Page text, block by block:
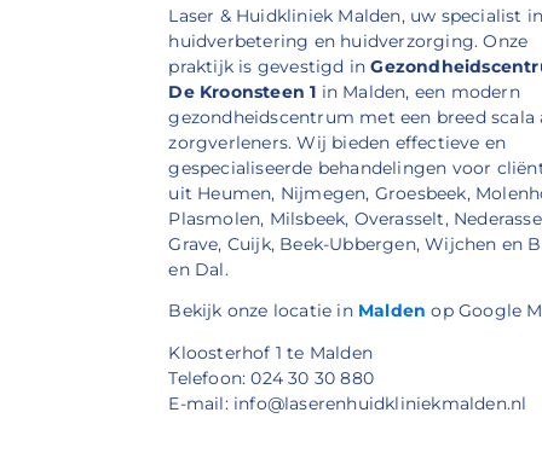
Laser & Huidkliniek Malden, uw specialist in
huidverbetering en huidverzorging. Onze
praktijk is gevestigd in
De Kroonsteen 1 in Malden, een modern
gezondheidscentrum met een breed scala
zorgverleners. Wij bieden effectieve en
gespecialiseerde behandelingen voor
uit Heumen, Nijmegen, Groesbeek,
Plasmolen, Milsbeek, Overasselt,
Grave, Cuijk, Beek-Ubbergen, Wijchen en
en Dal.
Bekijk onze locatie in Malden op Google
Kloosterhof 1 te Malden
Telefoon: 024 30 30 880
E-mail: info@laserenhuidkliniekmalden.nl